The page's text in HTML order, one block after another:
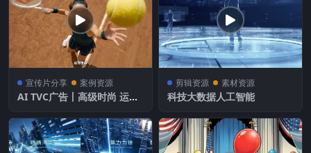
宣传片分享 案例资源
AI TVC广告丨高级时尚 运动
剪辑资源 素材资源
科技大数据人工智能